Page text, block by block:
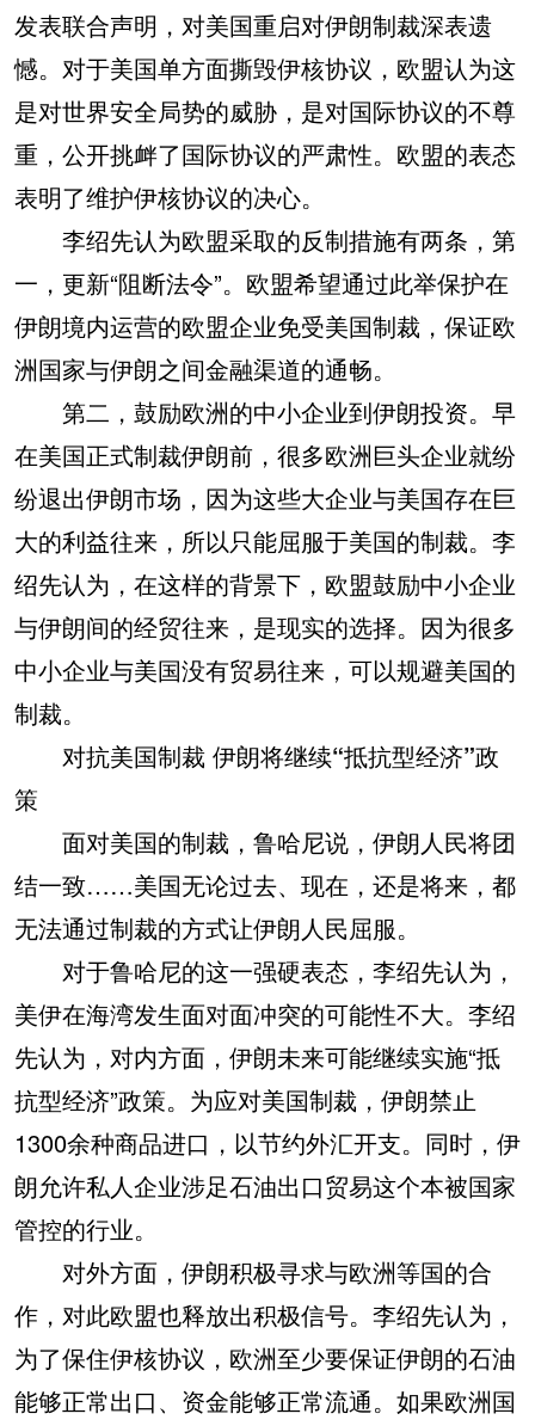
发表联合声明，对美国重启对伊朗制裁深表遗
憾。对于美国单方面撕毁伊核协议，欧盟认为这
是对世界安全局势的威胁，是对国际协议的不尊
重，公开挑衅了国际协议的严肃性。欧盟的表态
表明了维护伊核协议的决心。
李绍先认为欧盟采取的反制措施有两条，第
一，更新“阻断法令”。欧盟希望通过此举保护在
伊朗境内运营的欧盟企业免受美国制裁，保证欧
洲国家与伊朗之间金融渠道的通畅。
第二，鼓励欧洲的中小企业到伊朗投资。早
在美国正式制裁伊朗前，很多欧洲巨头企业就纷
纷退出伊朗市场，因为这些大企业与美国存在巨
大的利益往来，所以只能屈服于美国的制裁。李
绍先认为，在这样的背景下，欧盟鼓励中小企业
与伊朗间的经贸往来，是现实的选择。因为很多
中小企业与美国没有贸易往来，可以规避美国的
制裁。
对抗美国制裁 伊朗将继续“抵抗型经济”政
策
面对美国的制裁，鲁哈尼说，伊朗人民将团
结一致……美国无论过去、现在，还是将来，都
无法通过制裁的方式让伊朗人民屈服。
对于鲁哈尼的这一强硬表态，李绍先认为，
美伊在海湾发生面对面冲突的可能性不大。李绍
先认为，对内方面，伊朗未来可能继续实施“抵
抗型经济”政策。为应对美国制裁，伊朗禁止
1300余种商品进口，以节约外汇开支。同时，伊
朗允许私人企业涉足石油出口贸易这个本被国家
管控的行业。
对外方面，伊朗积极寻求与欧洲等国的合
作，对此欧盟也释放出积极信号。李绍先认为，
为了保住伊核协议，欧洲至少要保证伊朗的石油
能够正常出口、资金能够正常流通。如果欧洲国